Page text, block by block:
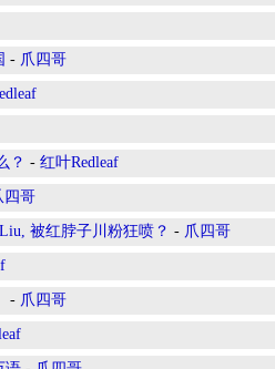
- 爪四哥
？ - 红叶Redleaf
四哥
被红脖子川粉狂喷？ - 爪四哥
- 爪四哥